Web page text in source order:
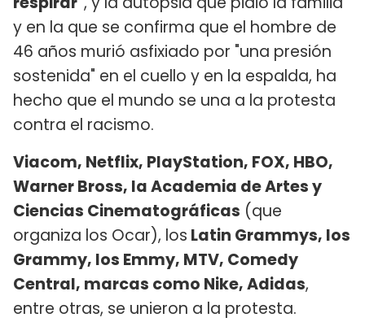
y en la que se confirma que el hombre de
46 años murió asfixiado por "una presión
sostenida" en el cuello y en la espalda, ha
hecho que el mundo se una a la protesta
contra el racismo.
Viacom, Netflix, PlayStation, FOX, HBO,
Warner Bross, la Academia de Artes y
Ciencias Cinematográficas (que
organiza los Ocar), los Latin Grammys, los
Grammy, los Emmy, MTV, Comedy
Central, marcas como Nike, Adidas,
entre otras, se unieron a la protesta.